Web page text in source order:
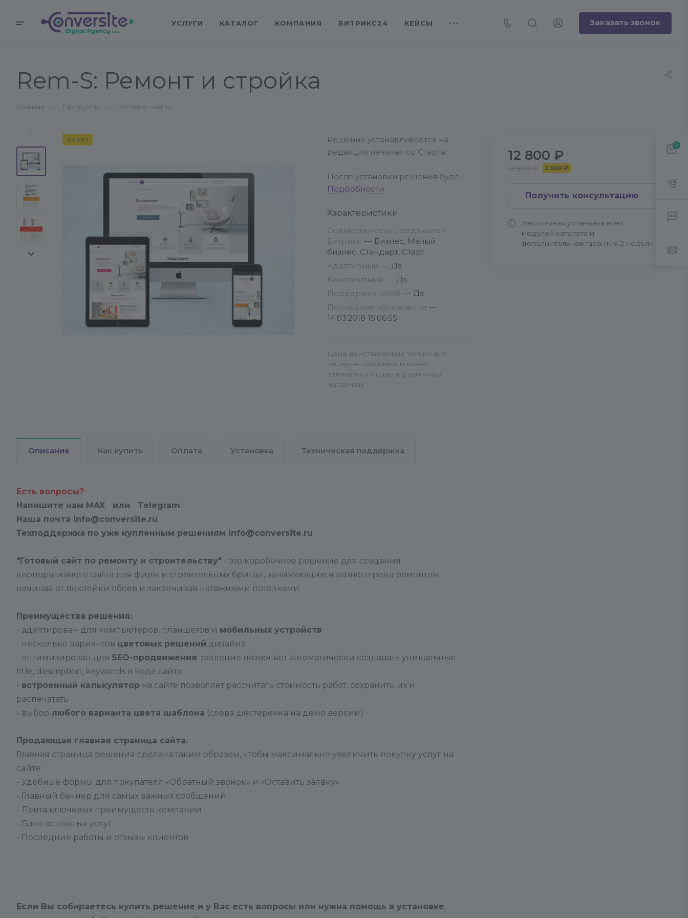
УСЛУГИ КАТАЛОГ КОМПАНИЯ БИТРИКС24 КЕЙСЫ Заказать звонок
Rem-S: Ремонт и стройка
Главная Продукты Готовые сайты
12 800 ₽
12 800 ₽ 2 560 ₽
Получить консультацию
Бесплатная установка всех
модулей каталога и
дополнительная гарантия 2 недели
АКЦИЯ
Решение устанавливается на
редакции начиная со Старта.
После установки решения будет
доступен мастер установки
продукта > Список мастеров).
Необходимо установить мастер и
следовать инструкциям
установки.
Если Вы ещё не определились с
из списка рекомендованных
Битриксом. Залог качественной
Подробности
Характеристики
Совместимость с редакцией
Битрикс — Бизнес, Малый
бизнес, Стандарт, Старт
Адаптивный — Да
Композитный — Да
Поддержка php8 — Да
Последние обновления —
14.03.2018 15:06:55
Цена действительна только для
интернет-магазина и может
отличаться от цен в розничных
магазинах
Описание Как купить Оплата Установка Техническая поддержка
Есть вопросы?
Напишите нам MAX или Telegram
Наша почта info@conversite.ru
Техподдержка по уже купленным решениям info@conversite.ru
"Готовый сайт по ремонту и строительству" - это коробочное решение для создания
корпоративного сайта для фирм и строительных бригад, занимающихся разного рода ремонтом:
начиная от поклейки обоев и заканчивая натяжными потолками.
Преимущества решения:
- адаптирован для компьютеров, планшетов и мобильных устройств
- несколько вариантов цветовых решений дизайна
- оптимизирован для SEO-продвижения: решение позволяет автоматически создавать уникальные
title, description, keywords в коде сайта
- встроенный калькулятор на сайте позволяет рассчитать стоимость работ, сохранить их и
распечатать
- выбор любого варианта цвета шаблона (слева шестерёнка на демо версии)
Продающая главная страница сайта.
Главная страница решения сделана таким образом, чтобы максимально увеличить покупку услуг на
сайте:
- Удобные формы для покупателя «Обратный звонок» и «Оставить заявку»
- Главный баннер для самых важных сообщений
- Лента ключевых преимуществ компании
- Блок основных услуг
- Последние работы и отзывы клиентов
Если Вы собираетесь купить решение и у Вас есть вопросы или нужна помощь в установке,
0